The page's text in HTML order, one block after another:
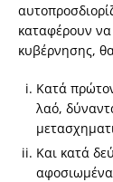
καταφέρουν
κυβέρνησης,
Κατά
λαό,
Και κατά